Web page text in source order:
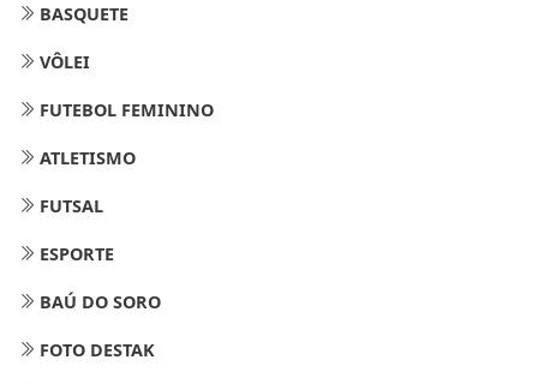
BASQUETE
VÔLEI
FUTEBOL FEMININO
ATLETISMO
FUTSAL
ESPORTE
BAÚ DO SORO
FOTO DESTAK